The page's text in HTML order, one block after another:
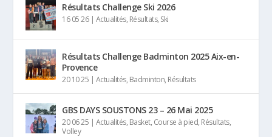
Résultats Challenge Ski 2026
16 05 26| Actualités, Résultats, Ski
Résultats Challenge Badminton 2025 Aix-en-
Provence
20 10 25 | Actualités, Badminton, Résultats
GBS DAYS SOUSTONS 23 – 26 Mai 2025
20 06 25 | Actualités, Basket, Course à pied, Résultats,
Volley